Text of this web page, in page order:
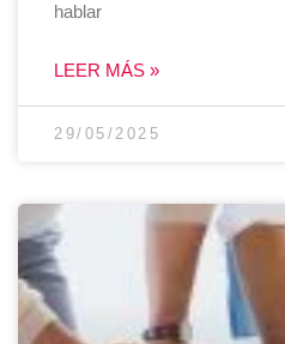
hablar
LEER MÁS »
29/05/2025